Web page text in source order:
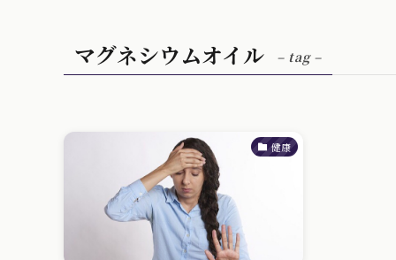
マグネシウムオイル – tag –
健康